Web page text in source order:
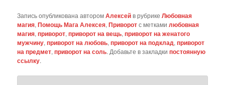
Запись опубликована авторомАлексейв рубрикеЛюбовная
магия,Помощь Мага Алексея,Приворотс меткамилюбовная
магия,приворот,приворот на вещь,приворот на женатого
мужчину,приворот на любовь,приворот на подклад,приворот
на предмет,приворот на соль. Добавьте в закладкипостоянную
ссылку.